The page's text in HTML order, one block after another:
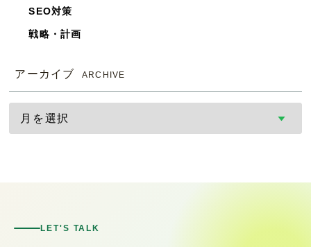
SEO対策
戦略・計画
アーカイブ ARCHIVE
LET'S TALK